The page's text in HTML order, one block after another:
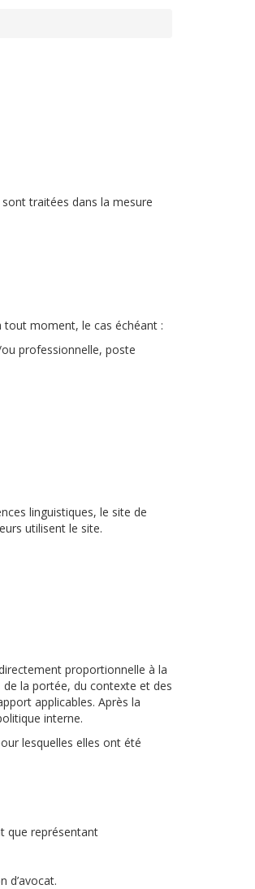
traitées dans la mesure
tout moment, le cas échéant :
professionnelle, poste
linguistiques, le site de
utilisent le site.
proportionnelle à la
la portée, du contexte et des
applicables. Après la
interne.
lesquelles elles ont été
que représentant
d’avocat.